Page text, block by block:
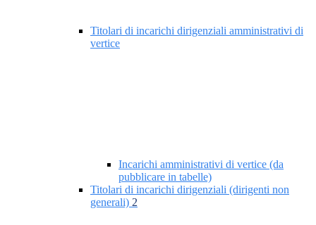
Titolari di incarichi dirigenziali amministrativi di
vertice
Incarichi amministrativi di vertice (da
pubblicare in tabelle)
Titolari di incarichi dirigenziali (dirigenti non
generali) 2